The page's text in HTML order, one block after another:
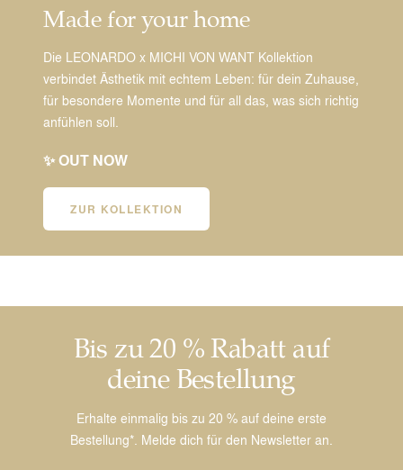
Made for your home
Die LEONARDO x MICHI VON WANT Kollektion
verbindet Ästhetik mit echtem Leben: für dein Zuhause,
für besondere Momente und für all das, was sich richtig
anfühlen soll.
✨ OUT NOW
ZUR KOLLEKTION
Bis zu 20 % Rabatt auf
deine Bestellung
Erhalte einmalig bis zu 20 % auf deine erste
Bestellung*. Melde dich für den Newsletter an.